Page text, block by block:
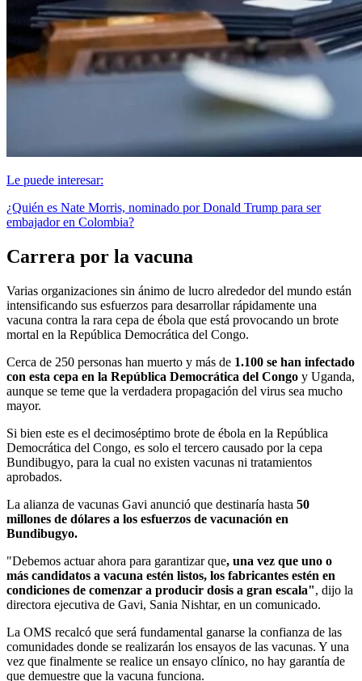
Le puede interesar:
¿Quién es Nate Morris, nominado por Donald Trump para ser
embajador en Colombia?
Carrera por la vacuna
Varias organizaciones sin ánimo de lucro alrededor del mundo están
intensificando sus esfuerzos para desarrollar rápidamente una
vacuna contra la rara cepa de ébola que está provocando un brote
mortal en la República Democrática del Congo.
Cerca de 250 personas han muerto y más de 1.100 se han infectado
con esta cepa en la República Democrática del Congo y Uganda,
aunque se teme que la verdadera propagación del virus sea mucho
mayor.
Si bien este es el decimoséptimo brote de ébola en la República
Democrática del Congo, es solo el tercero causado por la cepa
Bundibugyo, para la cual no existen vacunas ni tratamientos
aprobados.
La alianza de vacunas Gavi anunció que destinaría hasta 50
millones de dólares a los esfuerzos de vacunación en
Bundibugyo.
"Debemos actuar ahora para garantizar que, una vez que uno o
más candidatos a vacuna estén listos, los fabricantes estén en
condiciones de comenzar a producir dosis a gran escala", dijo la
directora ejecutiva de Gavi, Sania Nishtar, en un comunicado.
La OMS recalcó que será fundamental ganarse la confianza de las
comunidades donde se realizarán los ensayos de las vacunas. Y una
vez que finalmente se realice un ensayo clínico, no hay garantía de
que demuestre que la vacuna funciona.